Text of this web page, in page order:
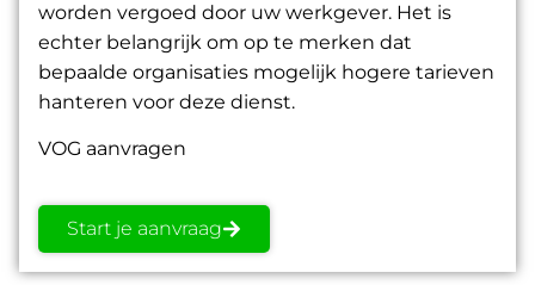
worden vergoed door uw werkgever. Het is
echter belangrijk om op te merken dat
bepaalde organisaties mogelijk hogere tarieven
hanteren voor deze dienst.
VOG aanvragen
Start je aanvraag